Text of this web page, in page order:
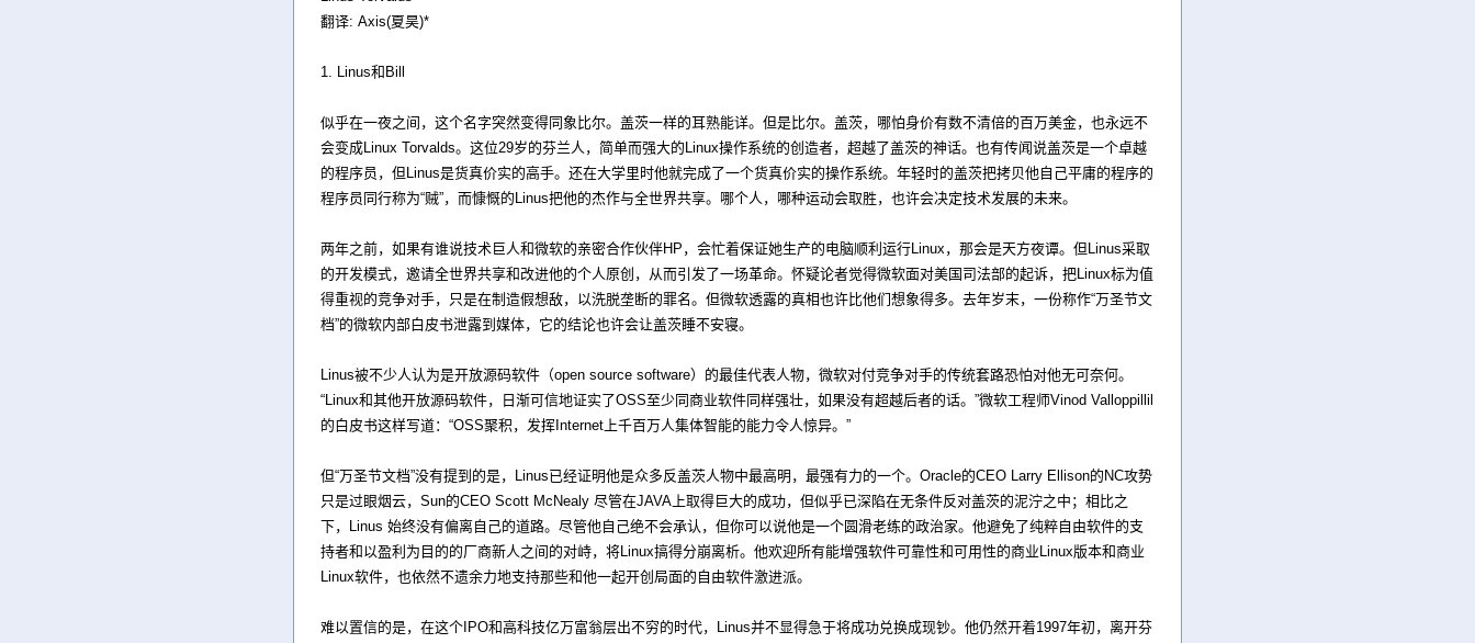
翻译: Axis(夏昊)*
1. Linus和Bill
似乎在一夜之间，这个名字突然变得同象比尔。盖茨一样的耳熟能详。但是比尔。盖茨，哪怕身价有数不清倍的百万美金，也永远不
会变成Linux Torvalds。这位29岁的芬兰人，简单而强大的Linux操作系统的创造者，超越了盖茨的神话。也有传闻说盖茨是一个卓越
的程序员，但Linus是货真价实的高手。还在大学里时他就完成了一个货真价实的操作系统。年轻时的盖茨把拷贝他自己平庸的程序的
程序员同行称为“贼”，而慷慨的Linus把他的杰作与全世界共享。哪个人，哪种运动会取胜，也许会决定技术发展的未来。
两年之前，如果有谁说技术巨人和微软的亲密合作伙伴HP，会忙着保证她生产的电脑顺利运行Linux，那会是天方夜谭。但Linus采取
的开发模式，邀请全世界共享和改进他的个人原创，从而引发了一场革命。怀疑论者觉得微软面对美国司法部的起诉，把Linux标为值
得重视的竞争对手，只是在制造假想敌，以洗脱垄断的罪名。但微软透露的真相也许比他们想象得多。去年岁末，一份称作“万圣节文
档”的微软内部白皮书泄露到媒体，它的结论也许会让盖茨睡不安寝。
Linus被不少人认为是开放源码软件（open source software）的最佳代表人物，微软对付竞争对手的传统套路恐怕对他无可奈何。
“Linux和其他开放源码软件，日渐可信地证实了OSS至少同商业软件同样强壮，如果没有超越后者的话。”微软工程师Vinod Valloppillil
的白皮书这样写道：“OSS聚积，发挥Internet上千百万人集体智能的能力令人惊异。”
但“万圣节文档”没有提到的是，Linus已经证明他是众多反盖茨人物中最高明，最强有力的一个。Oracle的CEO Larry Ellison的NC攻势
只是过眼烟云，Sun的CEO Scott McNealy 尽管在JAVA上取得巨大的成功，但似乎已深陷在无条件反对盖茨的泥泞之中；相比之
下，Linus 始终没有偏离自己的道路。尽管他自己绝不会承认，但你可以说他是一个圆滑老练的政治家。他避免了纯粹自由软件的支
持者和以盈利为目的的厂商新人之间的对峙，将Linux搞得分崩离析。他欢迎所有能增强软件可靠性和可用性的商业Linux版本和商业
Linux软件，也依然不遗余力地支持那些和他一起开创局面的自由软件激进派。
难以置信的是，在这个IPO和高科技亿万富翁层出不穷的时代，Linus并不显得急于将成功兑换成现钞。他仍然开着1997年初，离开芬